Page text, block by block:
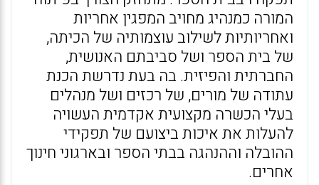
המורה כמנהיג מחויב המפגין אחריות
ואחריותיות לשילוב עוצמותיה של הכיתה,
של בית הספר ושל סביבתם האנושית,
החברתית והפיזית. בה בעת נדרשת הכנת
עתודה של מורים, של רכזים ושל מנהלים
בעלי הכשרה מקצועית אקדמית העשויה
להעלות את איכות ביצועם של תפקידי
ההובלה וההנהגה בבתי הספר ובארגוני חינוך
אחרים.